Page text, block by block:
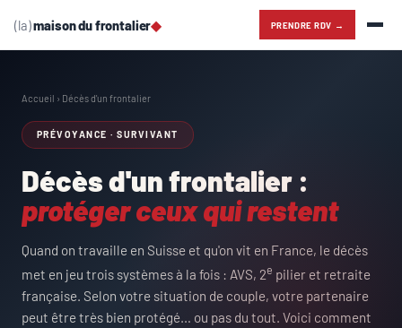
(la)maison du frontalier◆ PRENDRE RDV →
Accueil › Décès d'un frontalier
PRÉVOYANCE · SURVIVANT
Décès d'un frontalier :
protéger ceux qui restent
Quand on travaille en Suisse et qu'on vit en France, le décès
met en jeu trois systèmes à la fois : AVS, 2e pilier et retraite
française. Selon votre situation de couple, votre partenaire
peut être très bien protégé… ou pas du tout. Voici comment